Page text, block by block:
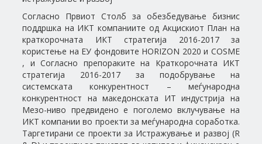
Согласно Првиот Столб за обезбедување бизнис
поддршка на ИКТ компаниите од Акцискиот План на
краткорочната ИКТ стратегија 2016-2017 за
користење на ЕУ фондовите HORIZON 2020 и COSME
, и Согласно препораките на Краткорочната ИКТ
стратегија 2016-2017 за подобрување на
системската конкурентност – меѓународна
конкурентност на македонската ИТ индустрија на
Мезо-ниво предвидено е поголемо вклучување на
ИКТ компании во проекти за меѓународна соработка.
Таргетирани се проекти за Истражување и развој (R